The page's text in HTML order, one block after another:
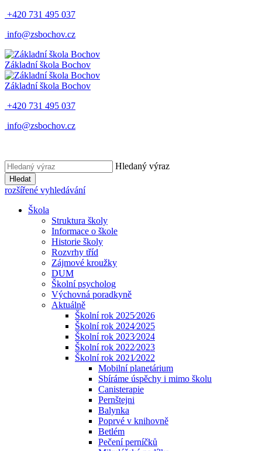
+420 731 495 037
info@zsbochov.cz
Základní škola Bochov
Základní škola Bochov
+420 731 495 037
info@zsbochov.cz
Hledaný výraz
Hledat
rozšířené vyhledávání
Škola
Struktura školy
Informace o škole
Historie školy
Rozvrhy tříd
Zájmové kroužky
DUM
Školní psycholog
Výchovná poradkyně
Aktuálně
Školní rok 2025⁄2026
Školní rok 2024⁄2025
Školní rok 2023⁄2024
Školní rok 2022⁄2023
Školní rok 2021⁄2022
Mobilní planetárium
Sbíráme úspěchy i mimo školu
Canisterapie
Pernštejni
Balynka
Poprvé v knihovně
Betlém
Pečení perníčků